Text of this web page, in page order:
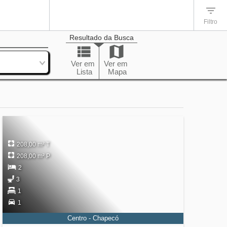
Filtro
Resultado da Busca
Ver em
Lista
Ver em
Mapa
208,00 m² T
208,00 m² P
2
3
1
1
Centro - Chapecó